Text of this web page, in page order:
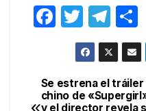
F
e
b
T
w
itt
er
T
el
e
gr
a
p
Se estrena el tráiler
chino de
y el director revela